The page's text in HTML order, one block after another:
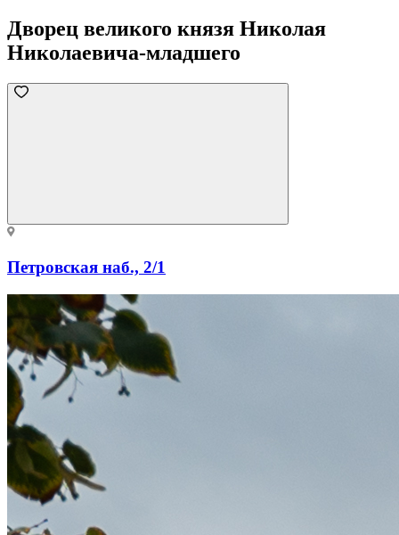
Дворец великого князя Николая
Николаевича-младшего
Петровская наб., 2/1